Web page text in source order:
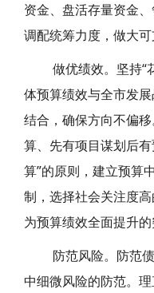
资金、盘活存量资金
调配统筹力度，做大可
做优绩效。坚持“
体预算绩效与全市发
结合，确保方向不偏
算、先有项目谋划后
算”的原则，建立预算
制，选择社会关注度
为预算绩效全面提升的
防范风险。防范
中细微风险的防范。